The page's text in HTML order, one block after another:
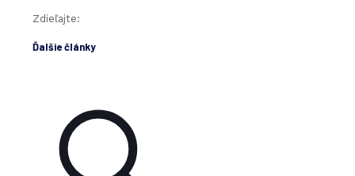
Zdieľajte:
Ďalšie články